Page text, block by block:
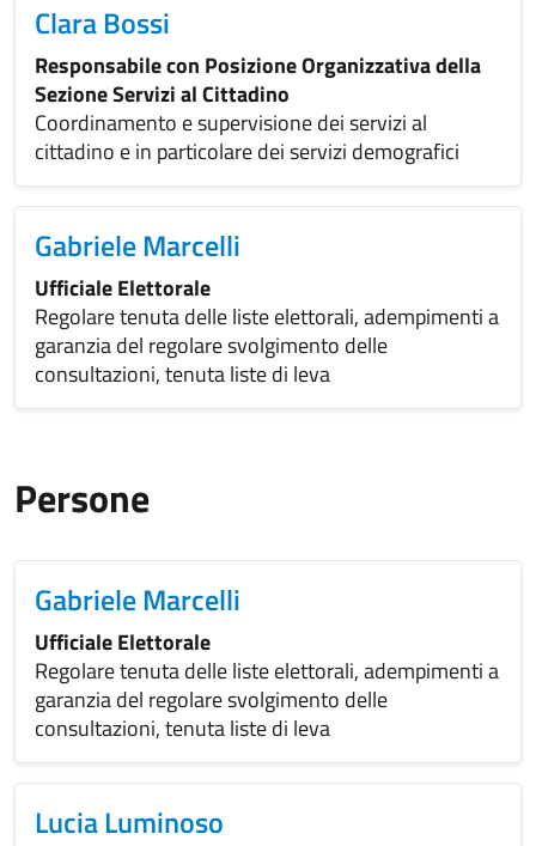
Clara Bossi
Responsabile con Posizione Organizzativa della
Sezione Servizi al Cittadino
Coordinamento e supervisione dei servizi al
cittadino e in particolare dei servizi demografici
Gabriele Marcelli
Ufficiale Elettorale
Regolare tenuta delle liste elettorali, adempimenti a
garanzia del regolare svolgimento delle
consultazioni, tenuta liste di leva
Persone
Gabriele Marcelli
Ufficiale Elettorale
Regolare tenuta delle liste elettorali, adempimenti a
garanzia del regolare svolgimento delle
consultazioni, tenuta liste di leva
Lucia Luminoso